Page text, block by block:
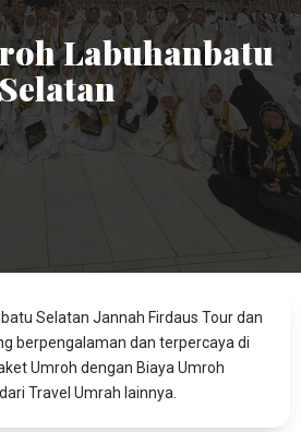
Labuhanbatu
Selatan Jannah Firdaus Tour dan
berpengalaman dan terpercaya di
Umroh dengan Biaya Umroh
Travel Umrah lainnya.